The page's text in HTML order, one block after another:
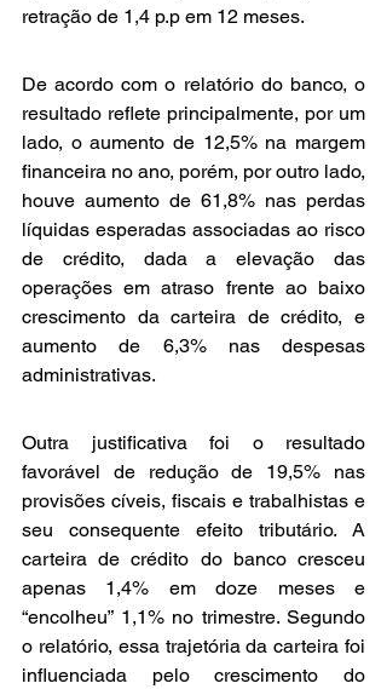
retração de 1,4 p.p em 12 meses.
De acordo com o relatório do banco, o
resultado reflete principalmente, por um
lado, o aumento de 12,5% na margem
financeira no ano, porém, por outro lado,
houve aumento de 61,8% nas perdas
líquidas esperadas associadas ao risco
de crédito, dada a elevação das
operações em atraso frente ao baixo
crescimento da carteira de crédito, e
aumento de 6,3% nas despesas
administrativas.
Outra justificativa foi o resultado
favorável de redução de 19,5% nas
provisões cíveis, fiscais e trabalhistas e
seu consequente efeito tributário. A
carteira de crédito do banco cresceu
apenas 1,4% em doze meses e
“encolheu” 1,1% no trimestre. Segundo
o relatório, essa trajetória da carteira foi
influenciada pelo crescimento do